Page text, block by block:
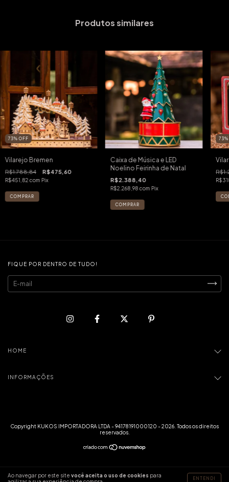
Ao navegar por este site você aceita o uso de cookies para
ENTENDI
Produtos similares
73%OFF
Vilarejo Bremen
R$1.788,84 R$475,60
R$451,82com Pix
Caixa de Música e LED
Noelino Feirinha de Natal
R$2.388,40
R$2.268,98com Pix
73%
FIQUE POR DENTRO DE TUDO!
HOME
INFORMAÇÕES
Copyright KUKOS IMPORTADORA LTDA - 94178191000120 - 2026. Todos os direitos
reservados.